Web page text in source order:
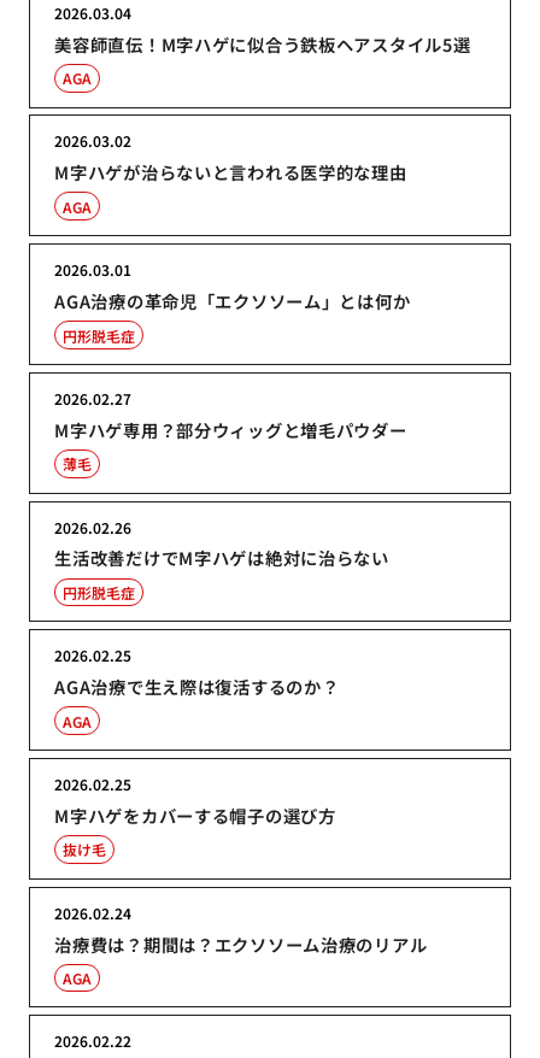
美容師直伝！M字ハゲに似合う鉄板ヘアスタイル5選
2026.03.04
AGA
M字ハゲが治らないと言われる医学的な理由
2026.03.02
AGA
AGA治療の革命児「エクソソーム」とは何か
2026.03.01
円形脱毛症
M字ハゲ専用？部分ウィッグと増毛パウダー
2026.02.27
薄毛
生活改善だけでM字ハゲは絶対に治らない
2026.02.26
円形脱毛症
AGA治療で生え際は復活するのか？
2026.02.25
AGA
M字ハゲをカバーする帽子の選び方
2026.02.25
抜け毛
治療費は？期間は？エクソソーム治療のリアル
2026.02.24
AGA
2026.02.22